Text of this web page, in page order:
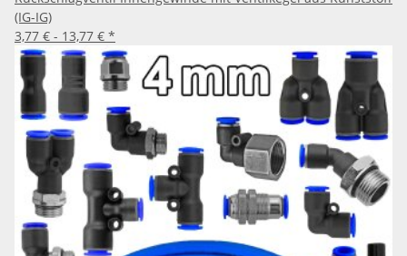
(IG-IG)
3,77 € - 13,77 € *